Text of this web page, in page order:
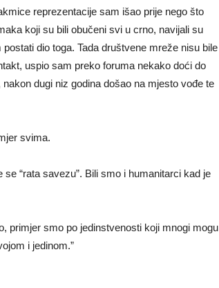
reprezentacije sam išao prije nego što
koji su bili obučeni svi u crno, navijali su
dio toga. Tada društvene mreže nisu bile
uspio sam preko foruma nekako doći do
dugi niz godina došao na mjesto vođe te
svima.
“rata savezu”. Bili smo i humanitarci kad je
primjer smo po jedinstvenosti koji mnogi mogu
i jedinom.”